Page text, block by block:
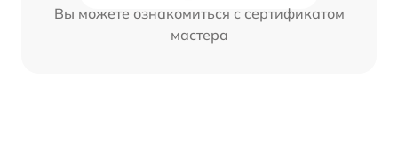
Вы можете ознакомиться с сертификатом
мастера